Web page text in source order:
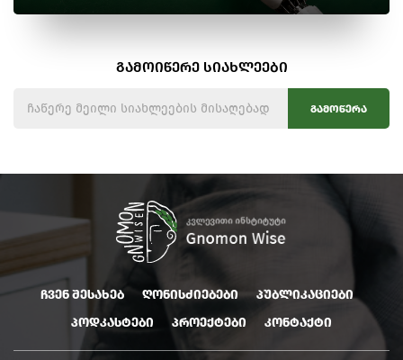
გამოიწერე სიახლეები
გამოწერა
ჩვენ შესახებ ღონისძიებები
პუბლიკაციები
პოდკასტები
პროექტები კონტაქტი